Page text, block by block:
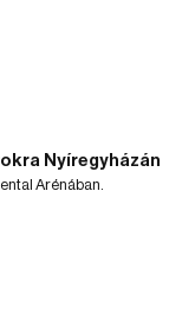
Nyíregyházán
Arénában.